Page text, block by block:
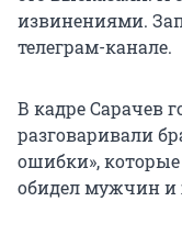
извинениями.
телеграм-канале.
В кадре Сарачев
разговаривали
ошибки»,
обидел мужчин